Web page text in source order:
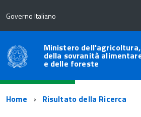
Governo Italiano
Ministero dell'agricoltura,
della sovranità
e delle foreste
Percorso
Home Risultato della Ricerca